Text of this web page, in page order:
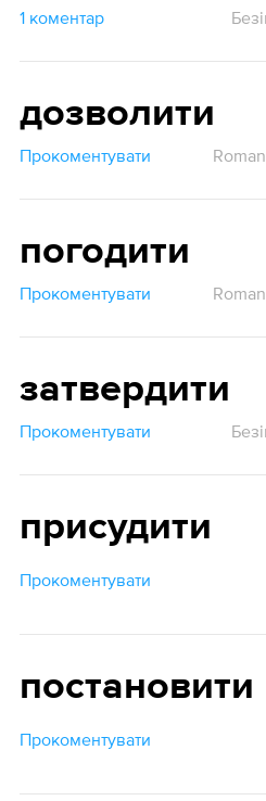
1 коментар
дозволити
Прокоментувати
погодити
Прокоментувати
затвердити
Прокоментувати
присудити
Прокоментувати
постановити
Прокоментувати